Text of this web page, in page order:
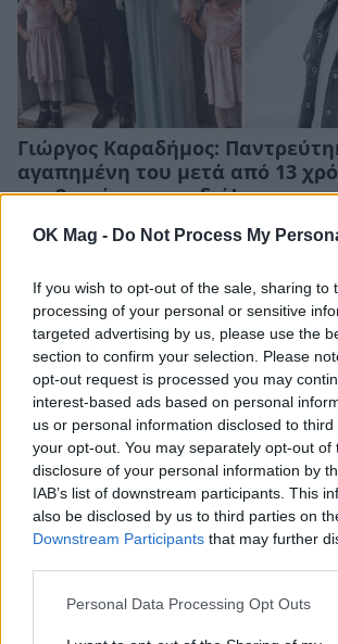
OK Mag - Do Not Process My
If you wish to opt-out of the sale, sharing to
processing of your personal or sensitive
targeted advertising by us, please use the
section to confirm your selection. Please
opt-out request is processed you may
interest-based ads based on personal
us or personal information disclosed to
your opt-out. You may separately opt-out of
disclosure of your personal information by
IAB’s list of downstream participants. This
also be disclosed by us to third parties on
Downstream Participants that may further
Personal Data Processing Opt Outs
Γιώργος Καραδήμος:
αγαπημένη του μετά από 13
και 2 υπέροχα παιδιά!
μετά τη γέννηση της κόρης του;
ΣΥΝΕΝΤΕΥΞΕΙΣ